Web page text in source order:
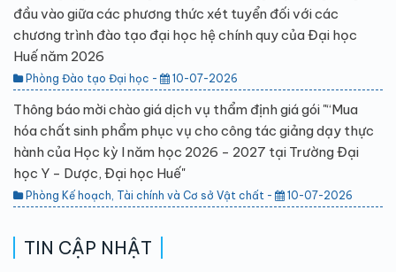
đầu vào giữa các phương thức xét tuyển đối với các
chương trình đào tạo đại học hệ chính quy của Đại học
Huế năm 2026
Phòng Đào tạo Đại học - 10-07-2026
Thông báo mời chào giá dịch vụ thẩm định giá gói "“Mua
hóa chất sinh phẩm phục vụ cho công tác giảng dạy thực
hành của Học kỳ I năm học 2026 - 2027 tại Trường Đại
học Y - Dược, Đại học Huế"
Phòng Kế hoạch, Tài chính và Cơ sở Vật chất - 10-07-2026
TIN CẬP NHẬT